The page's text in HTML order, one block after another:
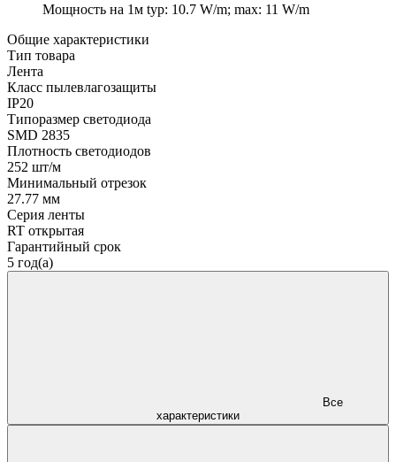
Мощность на 1м typ: 10.7 W/m; max: 11 W/m
Общие характеристики
Тип товара
Лента
Класс пылевлагозащиты
IP20
Типоразмер светодиода
SMD 2835
Плотность светодиодов
252 шт/м
Минимальный отрезок
27.77 мм
Серия ленты
RT открытая
Гарантийный срок
5 год(а)
характеристики